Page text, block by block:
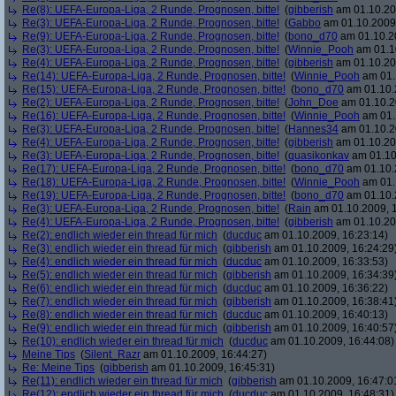
Re(8): UEFA-Europa-Liga, 2 Runde, Prognosen, bitte! (gibberish am
Re(3): UEFA-Europa-Liga, 2 Runde, Prognosen, bitte! (Gabbo am
Re(9): UEFA-Europa-Liga, 2 Runde, Prognosen, bitte! (bono_d70 am
Re(3): UEFA-Europa-Liga, 2 Runde, Prognosen, bitte! (Winnie_Pooh am
Re(4): UEFA-Europa-Liga, 2 Runde, Prognosen, bitte! (gibberish am
Re(14): UEFA-Europa-Liga, 2 Runde, Prognosen, bitte! (Winnie_Pooh am
Re(15): UEFA-Europa-Liga, 2 Runde, Prognosen, bitte! (bono_d70 am
Re(2): UEFA-Europa-Liga, 2 Runde, Prognosen, bitte! (John_Doe am
Re(16): UEFA-Europa-Liga, 2 Runde, Prognosen, bitte! (Winnie_Pooh am
Re(3): UEFA-Europa-Liga, 2 Runde, Prognosen, bitte! (Hannes34 am
Re(4): UEFA-Europa-Liga, 2 Runde, Prognosen, bitte! (gibberish am
Re(3): UEFA-Europa-Liga, 2 Runde, Prognosen, bitte! (quasikonkav am
Re(17): UEFA-Europa-Liga, 2 Runde, Prognosen, bitte! (bono_d70 am
Re(18): UEFA-Europa-Liga, 2 Runde, Prognosen, bitte! (Winnie_Pooh am
Re(19): UEFA-Europa-Liga, 2 Runde, Prognosen, bitte! (bono_d70 am
Re(3): UEFA-Europa-Liga, 2 Runde, Prognosen, bitte! (Rain am 01.10.2009,
Re(4): UEFA-Europa-Liga, 2 Runde, Prognosen, bitte! (gibberish am
Re(2): endlich wieder ein thread für mich (ducduc am 01.10.2009, 16:23:14)
Re(3): endlich wieder ein thread für mich (gibberish am 01.10.2009,
Re(4): endlich wieder ein thread für mich (ducduc am 01.10.2009, 16:33:53)
Re(5): endlich wieder ein thread für mich (gibberish am 01.10.2009,
Re(6): endlich wieder ein thread für mich (ducduc am 01.10.2009, 16:36:22)
Re(7): endlich wieder ein thread für mich (gibberish am 01.10.2009,
Re(8): endlich wieder ein thread für mich (ducduc am 01.10.2009, 16:40:13)
Re(9): endlich wieder ein thread für mich (gibberish am 01.10.2009,
Re(10): endlich wieder ein thread für mich (ducduc am 01.10.2009, 16:44:08)
Meine Tips (Silent_Razr am 01.10.2009, 16:44:27)
Re: Meine Tips (gibberish am 01.10.2009, 16:45:31)
Re(11): endlich wieder ein thread für mich (gibberish am 01.10.2009,